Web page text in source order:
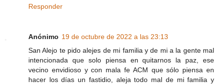
Responder
Anónimo 19 de octubre de 2022 a las 23:13
San Alejo te pido alejes de mi familia y de mi a la gente mal
intencionada que solo piensa en quitarnos la paz, ese
vecino envidioso y con mala fe ACM que sólo piensa en
hacer los días un fastidio, aleja todo mal de mi familia y